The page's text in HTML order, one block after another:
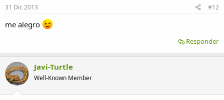
31 Dic 2013 #12
me alegro
Responder
Javi-Turtle
Well-Known Member